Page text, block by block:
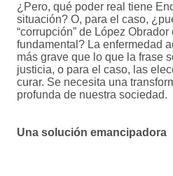
¿Pero, qué poder real tiene
situación? O, para el caso,
“corrupción” de López
fundamental? La enfermedad
más grave que lo que la frase
justicia, o para el caso, las
curar. Se necesita una
profunda de nuestra sociedad.
Una solución emancipadora